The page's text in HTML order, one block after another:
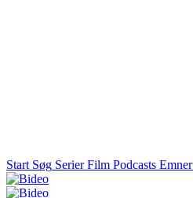
Start Søg Serier Film Podcasts Emner